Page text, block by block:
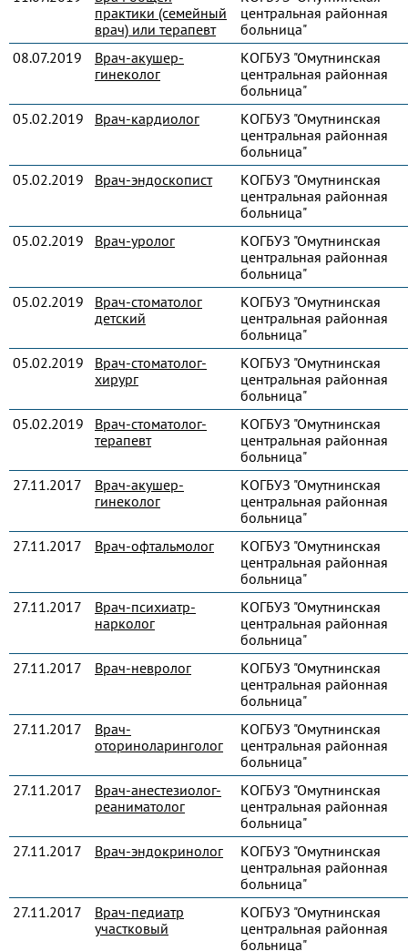
практики (семейный
врач) или терапевт
центральная районная
больница"
08.07.2019
Врач-акушер-
гинеколог
КОГБУЗ "Омутнинская
центральная районная
больница"
05.02.2019
Врач-кардиолог
КОГБУЗ "Омутнинская
центральная районная
больница"
05.02.2019
Врач-эндоскопист
КОГБУЗ "Омутнинская
центральная районная
больница"
05.02.2019
Врач-уролог
КОГБУЗ "Омутнинская
центральная районная
больница"
05.02.2019
Врач-стоматолог
детский
КОГБУЗ "Омутнинская
центральная районная
больница"
05.02.2019
Врач-стоматолог-
хирург
КОГБУЗ "Омутнинская
центральная районная
больница"
05.02.2019
Врач-стоматолог-
терапевт
КОГБУЗ "Омутнинская
центральная районная
больница"
27.11.2017
Врач-акушер-
гинеколог
КОГБУЗ "Омутнинская
центральная районная
больница"
27.11.2017
Врач-офтальмолог
КОГБУЗ "Омутнинская
центральная районная
больница"
27.11.2017
Врач-психиатр-
нарколог
КОГБУЗ "Омутнинская
центральная районная
больница"
27.11.2017
Врач-невролог
КОГБУЗ "Омутнинская
центральная районная
больница"
27.11.2017
Врач-
оториноларинголог
КОГБУЗ "Омутнинская
центральная районная
больница"
27.11.2017
Врач-анестезиолог-
реаниматолог
КОГБУЗ "Омутнинская
центральная районная
больница"
27.11.2017
Врач-эндокринолог
КОГБУЗ "Омутнинская
центральная районная
больница"
27.11.2017
Врач-педиатр
участковый
КОГБУЗ "Омутнинская
центральная районная
больница"